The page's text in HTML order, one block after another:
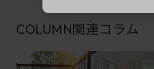
COLUMN関連コラム